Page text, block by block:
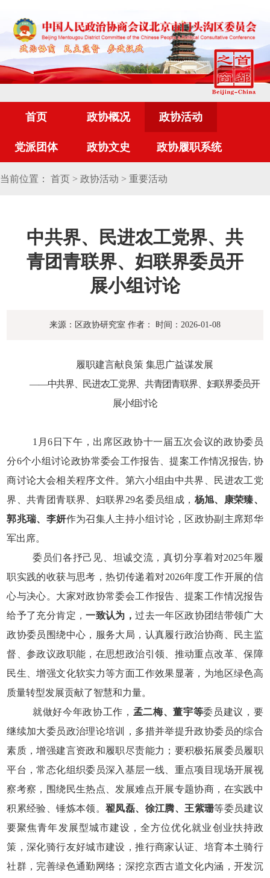
首页 政协概况 政协活动
党派团体 政协文史 政协履职系统
当前位置： 首页 > 政协活动 > 重要活动
中共界、民进农工党界、共
青团青联界、妇联界委员开
展小组讨论
来源：区政协研究室 作者： 时间：2026-01-08
履职建言献良策 集思广益谋发展
——中共界、民进农工党界、共青团青联界、妇联界委员开
展小组讨论
1 月6 日下午，出席区政协十一届五次会议的政协委员
分6个小组讨论政协常委会工作报告、提案工作情况报告, 协
商讨论大会相关程序文件。第六小组由中共界、民进农工党
界、共青团青联界、妇联界29名委员组成， 杨旭、康荣臻、
郭兆瑞、李妍作为召集人主持小组讨论，区政协副主席郑华
军出席。
委员们各抒己见、坦诚交流，真切分享着对2025年履
职实践的收获与思考，热切传递着对2026年度工作开展的信
心与决心。大家对政协常委会工作报告、提案工作情况报告
给予了充分肯定，一致认为，过去一年区政协团结带领广大
政协委员围绕中心，服务大局，认真履行政治协商、民主监
督、参政议政职能，在思想政治引领、推动重点改革、保障
民生、增强文化软实力等方面工作效果显著，为地区绿色高
质量转型发展贡献了智慧和力量。
就做好今年政协工作， 孟二梅、董宇等委员建议，要
继续加大委员政治理论培训，多措并举提升政协委员的综合
素质，增强建言资政和履职尽责能力；要积极拓展委员履职
平台，常态化组织委员深入基层一线、重点项目现场开展视
察考察，围绕民生热点、发展难点开展专题协商，在实践中
积累经验、锤炼本领。翟凤磊、徐江腾、王紫珊等委员建议
要聚焦青年发展型城市建设，全方位优化就业创业扶持政
策，深化骑行友好城市建设，推行商家认证、培育本土骑行
社群，完善绿色通勤网络；深挖京西古道文化内涵，开发沉